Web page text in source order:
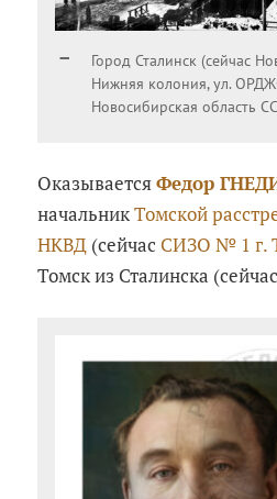
Город Сталинск (сейчас
Нижняя колония, ул.
Новосибирская область
ОказываетсяФедор
начальникТомской
НКВД (сейчас СИЗО № 1 г.
Томск из Сталинска